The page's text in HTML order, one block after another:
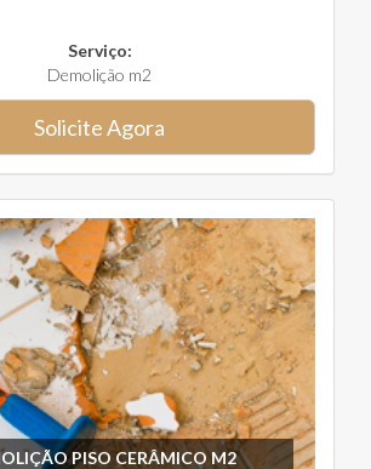
Serviço:
Demolição m2
Solicite Agora
PISO CERÂMICO M2